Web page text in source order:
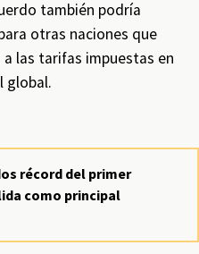
también podría
otras naciones que
las tarifas impuestas en
global.
récord del primer
como principal